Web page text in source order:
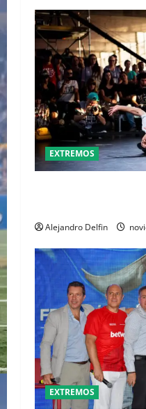
EXTREMOS
Alejandro Delfin
EXTREMOS